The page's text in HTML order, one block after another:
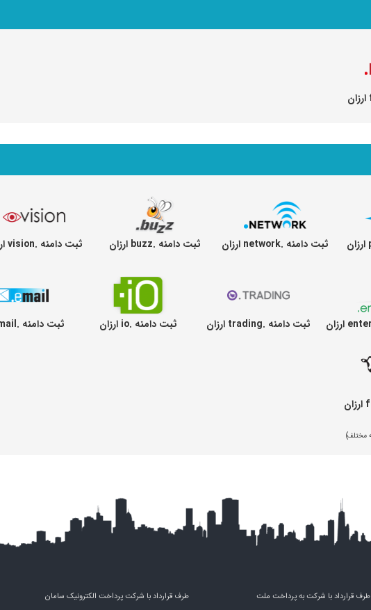
ثبت دامنه .network ارزان ثبت دامنه .buzz ارزان ثبت دامنه .vision ارزان
ثبت دامنه .trading ارزان ثبت دامنه .io ارزان ثبت دامنه .email ارزان
طرف قرارداد با شرکت به پرداخت ملت طرف قرارداد با شرکت پرداخت الکترونیک سامان